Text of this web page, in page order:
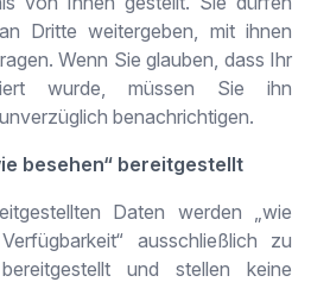
Dritte weitergeben, mit ihnen
Wenn Sie glauben, dass Ihr
wurde, müssen Sie ihn
benachrichtigen.
besehen“ bereitgestellt
Daten werden „wie
ausschließlich zu
und stellen keine